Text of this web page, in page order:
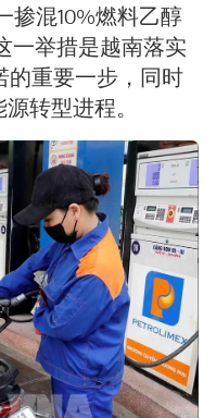
掺混10%燃料乙醇
一举措是越南落实
的重要一步，同时
转型进程。